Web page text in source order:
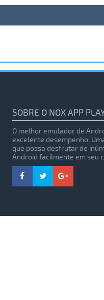
SOBRE O NOX APP
O melhor emulador de
excelente desempenho.
que possa desfrutar de
Android facilmente em seu